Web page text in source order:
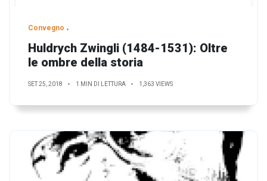
Convegno
Huldrych Zwingli (1484-1531): Oltre
le ombre della storia
SET 25, 2018 1 MIN DI LETTURA 1,363 VIEWS